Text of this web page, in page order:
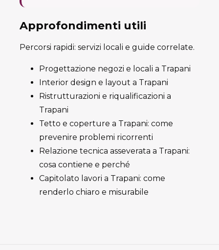
Approfondimenti utili
Percorsi rapidi: servizi locali e guide correlate.
Progettazione negozi e locali a Trapani
Interior design e layout a Trapani
Ristrutturazioni e riqualificazioni a
Trapani
Tetto e coperture a Trapani: come
prevenire problemi ricorrenti
Relazione tecnica asseverata a Trapani:
cosa contiene e perché
Capitolato lavori a Trapani: come
renderlo chiaro e misurabile